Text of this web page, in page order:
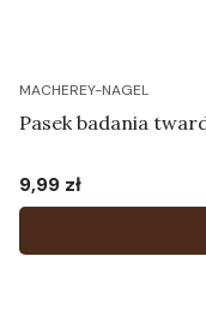
MACHEREY-NAGEL
Pasek badania
Cena
9,99 zł